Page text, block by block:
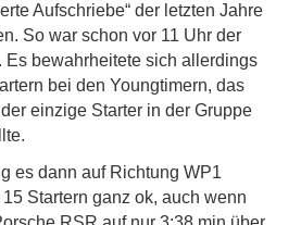
Aufschriebe“ der letzten Jahre
So war schon vor 11 Uhr der
Es bewahrheitete sich allerdings
bei den Youngtimern, das
einzige Starter in der Gruppe
es dann auf Richtung WP1
15 Startern ganz ok, auch wenn